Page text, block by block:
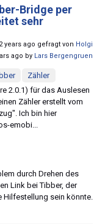
Bridge per
sehr
2 years ago gefragt von Holgi
ago by Lars Bergengruen
Zähler
2.0.1) für das Auslesen
Zähler erstellt vom
Ich bin hier
emobi...
durch Drehen des
Link bei Tibber, der
Hilfestellung sein könnte.